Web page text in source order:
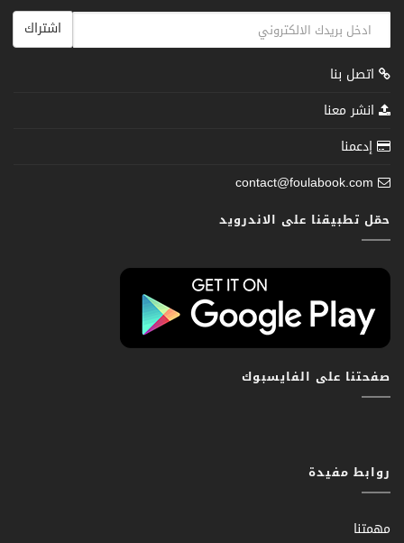
اشتراك
اتصل بنا
انشر معنا
إدعمنا
contact@foulabook.com
حمّل تطبيقنا على الاندرويد
صفحتنا على الفايسبوك
روابط مفيدة
مهمتنا